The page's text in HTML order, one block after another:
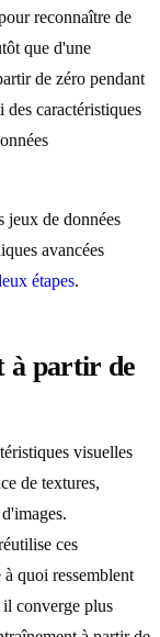
reconnaître de
que d'une
de zéro pendant
caractéristiques
jeux de données
avancées
étapes.
à partir de
visuelles
de textures,
ces
à quoi ressemblent
converge plus